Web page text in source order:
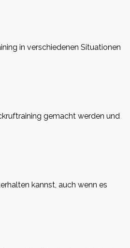
in verschiedenen Situationen
gemacht werden und
kannst, auch wenn es